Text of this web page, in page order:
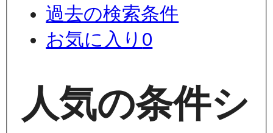
過去の検索条件
お気に入り 0
人気の条件シ